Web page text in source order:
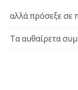
αλλά πρόσεξε σε
Τα αυθαίρετα